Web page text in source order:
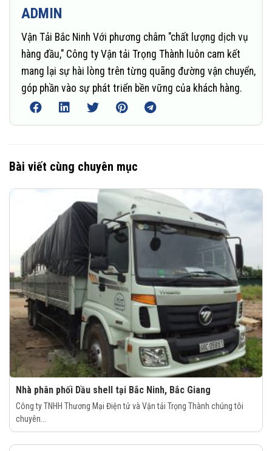
ADMIN
Vận Tải Bắc Ninh Với phương châm "chất lượng dịch vụ
hàng đầu," Công ty Vận tải Trọng Thành luôn cam kết
mang lại sự hài lòng trên từng quãng đường vận chuyển,
góp phần vào sự phát triển bền vững của khách hàng.
Bài viết cùng chuyên mục
Nhà phân phối Dầu shell tại Bắc Ninh, Bắc Giang
Công ty TNHH Thương Mại Điện tử và Vận tải Trọng Thành chúng tôi
chuyên...